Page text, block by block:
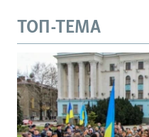
ТОП-ТЕМА